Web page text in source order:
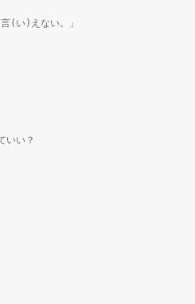
(い)えない。」
い？